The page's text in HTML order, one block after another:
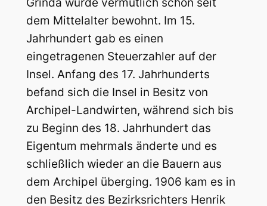
Grinda wurde vermutlich schon seit
dem Mittelalter bewohnt. Im 15.
Jahrhundert gab es einen
eingetragenen Steuerzahler auf der
Insel. Anfang des 17. Jahrhunderts
befand sich die Insel in Besitz von
Archipel-Landwirten, während sich bis
zu Beginn des 18. Jahrhundert das
Eigentum mehrmals änderte und es
schließlich wieder an die Bauern aus
dem Archipel überging. 1906 kam es in
den Besitz des Bezirksrichters Henrik